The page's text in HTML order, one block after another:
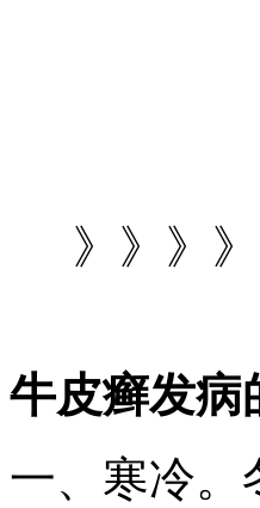
》》》
牛皮癣发病
一、寒冷。